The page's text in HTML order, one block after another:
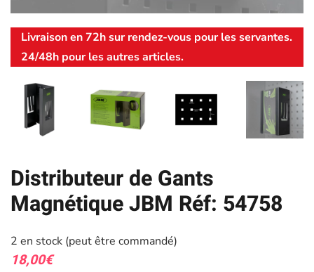
Livraison en 72h sur rendez-vous pour les servantes.
24/48h pour les autres articles.
Distributeur de Gants
Magnétique JBM Réf: 54758
2 en stock (peut être commandé)
18,00€